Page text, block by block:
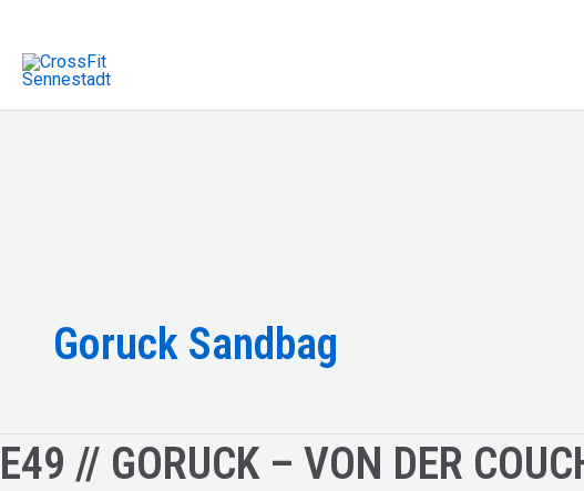
springen
Goruck Sandbag
E49 // GORUCK – VON DER